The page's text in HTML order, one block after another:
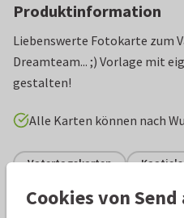
Produktinformation
Liebenswerte Fotokarte zum
Dreamteam... ;) Vorlage mit
gestalten!
Alle Karten können nach
Vatertagskarten
Cookies von Send